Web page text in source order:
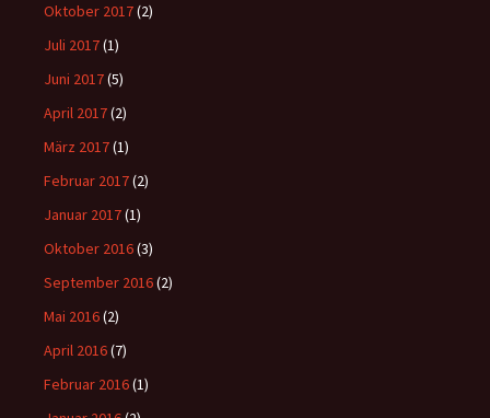
Oktober 2017(2)
Juli 2017(1)
Juni 2017(5)
April 2017(2)
März 2017(1)
Februar 2017(2)
Januar 2017(1)
Oktober 2016(3)
September 2016(2)
Mai 2016(2)
April 2016(7)
Februar 2016(1)